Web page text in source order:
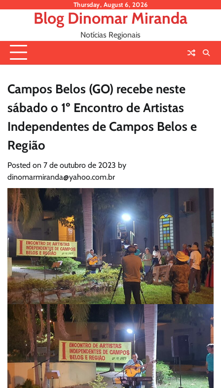
Thursday, August 6, 2026
Blog Dinomar Miranda
Notícias Regionais
Campos Belos (GO) recebe neste
sábado o 1º Encontro de Artistas
Independentes de Campos Belos e
Região
Posted on 7 de outubro de 2023 by
dinomarmiranda@yahoo.com.br